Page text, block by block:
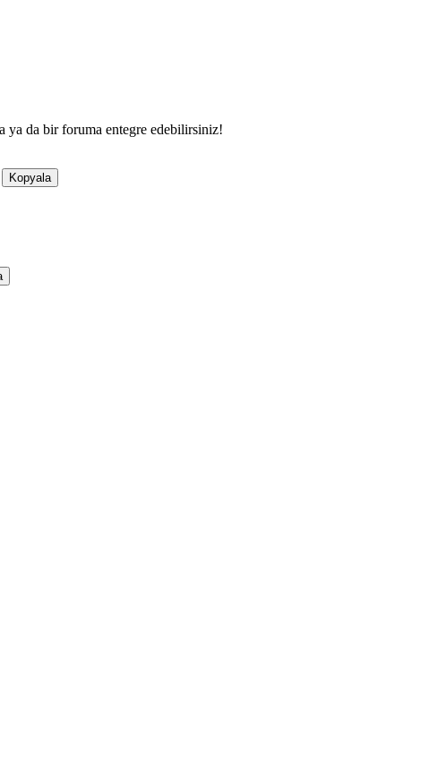
ya da bir foruma entegre edebilirsiniz!
Kopyala